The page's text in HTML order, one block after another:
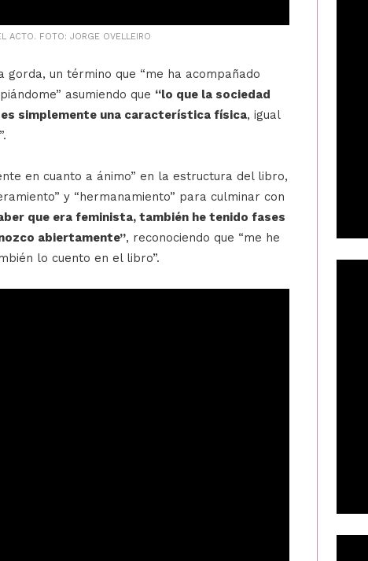
ACTO. FOTO: JORGE OVELLEIRO
un término que “me ha acompañado
asumiendo que “lo que la sociedad
simplemente una característica física, igual
en cuanto a ánimo” en la estructura del libro,
y “hermanamiento” para culminar con
que era feminista, también he tenido fases
abiertamente”, reconociendo que “me he
lo cuento en el libro”.